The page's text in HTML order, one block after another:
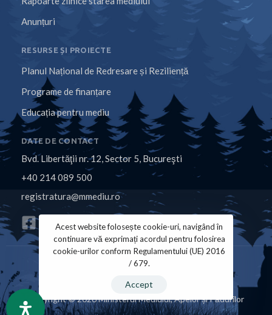
Anunțuri
RESURSE ȘI PROIECTE
Planul Național de Redresare și Reziliență
Programe de finanțare
Educația pentru mediu
DATE DE CONTACT
Bvd. Libertăţii nr. 12, Sector 5, Bucureşti
+40 214 089 500
registratura@mmediu.ro
Copyright © 2026 Ministerul Mediului, Apelor și Pădurilor
Acest website folosește cookie-uri, navigând în
continuare vă exprimați acordul pentru folosirea
cookie-urilor conform Regulamentului (UE) 2016
/ 679.
Accept